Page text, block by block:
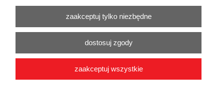
NIP:8441809717, REGON: 790315559, BDO: 000024178
Nr konta do przelewów:Bank Millenium 45 1160 2202 0000 0004 9138
0460
Telefon :+48 22 55 96 556
E-mail :b2b@kim24.pl
zaakceptuj tylko niezbędne
dostosuj zgody
zaakceptuj wszystkie